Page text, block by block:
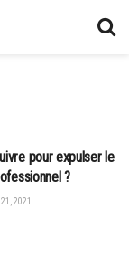
pour expulser le
?
2021